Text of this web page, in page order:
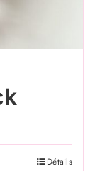
Détails